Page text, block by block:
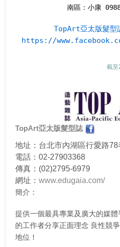
南區：小康
TopArt亞太版髮型
https://
截至
TopArt亞太版髮型誌
地址：台北市內湖區行愛路78
電話：02-27903368
傳真：(02)2795-6979
網址： www.edugaia.com/
簡介：
提供一個最具專業及廣大的媒
的工作者分享正面理念 良性競
地位！